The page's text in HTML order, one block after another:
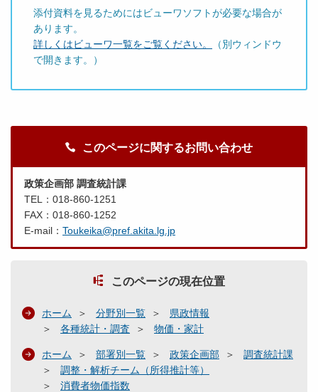
添付資料を見るためにはビューワソフトが必要な場合が
あります。
詳しくはビューワ一覧をご覧ください。
（別ウィンドウ
で開きます。）
このページに関するお問い合わせ
政策企画部 調査統計課
TEL：018-860-1251
FAX：018-860-1252
E-mail： Toukeika@pref.akita.lg.jp
このページの現在位置
ホーム 分野別一覧
県政情報
各種統計・調査
物価・家計
ホーム 部署別一覧 政策企画部
調査統計課
調整・解析チーム（所得推計等）
消費者物価指数